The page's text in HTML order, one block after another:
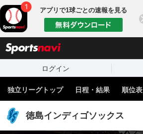
アプリで1球ごとの速報を見る
ログイン
独立リーグトップ 日程・結果 順位表
徳島インディゴソックス